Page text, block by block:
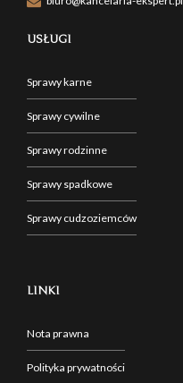
USŁUGI
Sprawy karne
Sprawy cywilne
Sprawy rodzinne
Sprawy spadkowe
Sprawy cudzoziemców
LINKI
Nota prawna
Polityka prywatności